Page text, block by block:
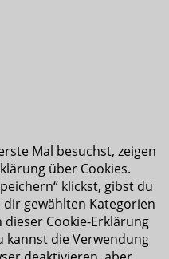
Mal besuchst, zeigen
über Cookies.
klickst, gibst du
gewählten Kategorien
Cookie-Erklärung
kannst die Verwendung